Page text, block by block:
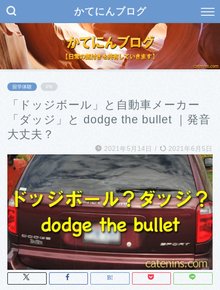
かてにんブログ
留学体験 PR
「ドッジボール」と自動車メーカー
「ダッジ」と dodge the bullet ｜発音
大丈夫？
2021年5月14日 / 2021年6月5日